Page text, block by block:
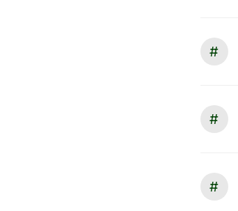
#
#
#